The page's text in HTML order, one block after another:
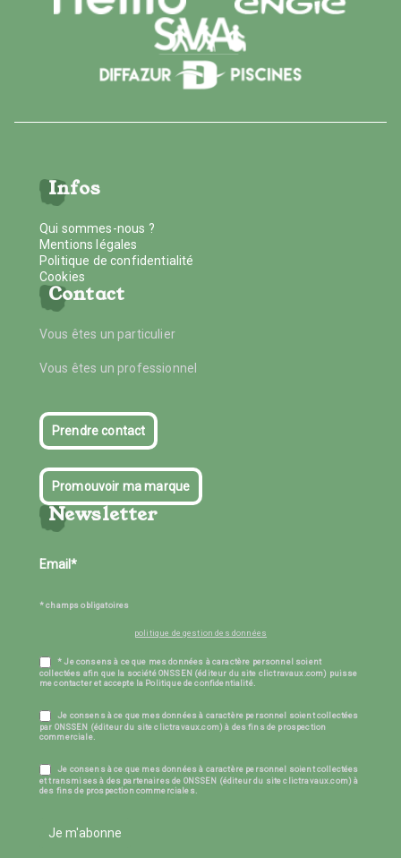
Infos
Qui sommes-nous ?
Mentions légales
Politique de confidentialité
Cookies
Contact
Vous êtes un particulier
Vous êtes un professionnel
Prendre contact
Promouvoir ma marque
Newsletter
* champs obligatoires
politique de gestion des données
* Je consens à ce que mes données à caractère personnel soient
collectées afin que la société ONSSEN (éditeur du site clictravaux.com) puisse
me contacter et accepte la Politique de confidentialité.
Je consens à ce que mes données à caractère personnel soient collectées
par ONSSEN (éditeur du site clictravaux.com) à des fins de prospection
commerciale.
Je consens à ce que mes données à caractère personnel soient collectées
et transmises à des partenaires de ONSSEN (éditeur du site clictravaux.com) à
des fins de prospection commerciales.
Je m'abonne